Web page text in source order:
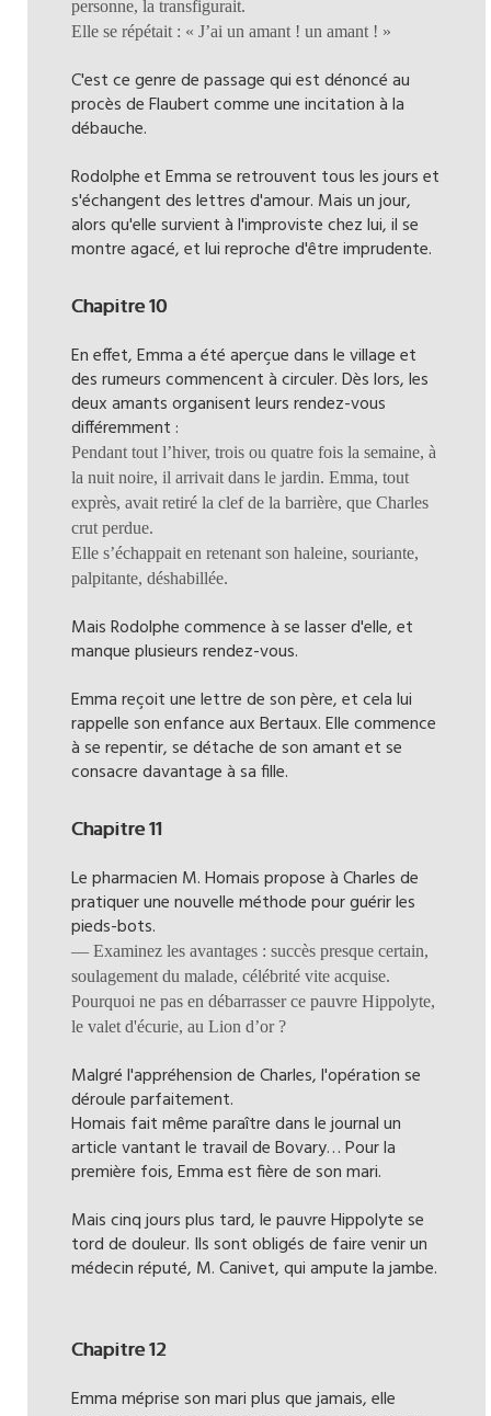
personne, la transfigurait.
Elle se répétait : « J’ai un amant ! un amant ! »
C'est ce genre de passage qui est dénoncé au
procès de Flaubert comme une incitation à la
débauche.
Rodolphe et Emma se retrouvent tous les jours et
s'échangent des lettres d'amour. Mais un jour,
alors qu'elle survient à l'improviste chez lui, il se
montre agacé, et lui reproche d'être imprudente.
Chapitre 10
En effet, Emma a été aperçue dans le village et
des rumeurs commencent à circuler. Dès lors, les
deux amants organisent leurs rendez-vous
différemment :
Pendant tout l’hiver, trois ou quatre fois la semaine, à
la nuit noire, il arrivait dans le jardin. Emma, tout
exprès, avait retiré la clef de la barrière, que Charles
crut perdue.
Elle s’échappait en retenant son haleine, souriante,
palpitante, déshabillée.
Mais Rodolphe commence à se lasser d'elle, et
manque plusieurs rendez-vous.
Emma reçoit une lettre de son père, et cela lui
rappelle son enfance aux Bertaux. Elle commence
à se repentir, se détache de son amant et se
consacre davantage à sa fille.
Chapitre 11
Le pharmacien M. Homais propose à Charles de
pratiquer une nouvelle méthode pour guérir les
pieds-bots.
— Examinez les avantages : succès presque certain,
soulagement du malade, célébrité vite acquise.
Pourquoi ne pas en débarrasser ce pauvre Hippolyte,
le valet d'écurie, au Lion d’or ?
Malgré l'appréhension de Charles, l'opération se
déroule parfaitement.
Homais fait même paraître dans le journal un
article vantant le travail de Bovary… Pour la
première fois, Emma est fière de son mari.
Mais cinq jours plus tard, le pauvre Hippolyte se
tord de douleur. Ils sont obligés de faire venir un
médecin réputé, M. Canivet, qui ampute la jambe.
Chapitre 12
Emma méprise son mari plus que jamais, elle